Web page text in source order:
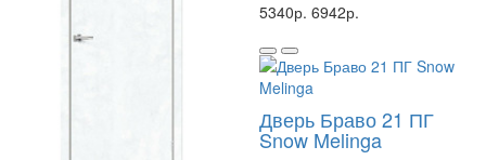
5340р. 6942р.
Дверь Браво 21 ПГ
Snow Melinga